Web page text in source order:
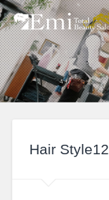
Hair Style12